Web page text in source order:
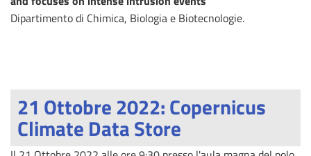
Dipartimento di Chimica, Biologia e Biotecnologie.
21 Ottobre 2022: Copernicus
Climate Data Store